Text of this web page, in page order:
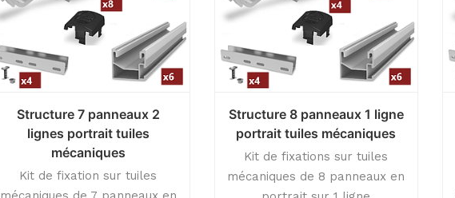
Structure 7 panneaux 2
lignes portrait tuiles
mécaniques
Kit de fixation sur tuiles
Structure 8 panneaux 1 ligne
portrait tuiles mécaniques
Kit de fixations sur tuiles
mécaniques de 8 panneaux en